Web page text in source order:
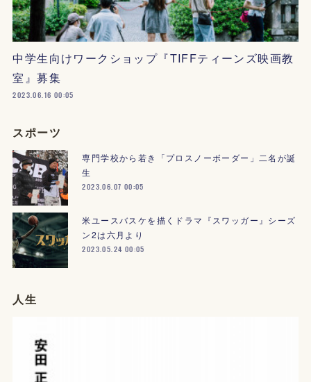
中学生向けワークショップ『TIFFティーンズ映画教
室』募集
2023.06.16 00:05
スポーツ
専門学校から若き「プロスノーボーダー」二名が誕
生
2023.06.07 00:05
米ユースバスケを描くドラマ『スワッガー』シーズ
ン2は六月より
2023.05.24 00:05
人生